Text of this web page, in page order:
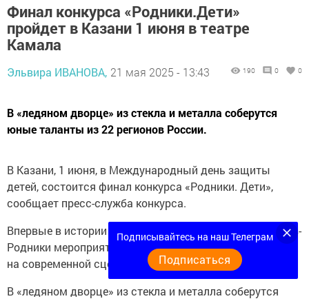
Финал конкурса «Родники.Дети»
пройдет в Казани 1 июня в театре
Камала
Эльвира ИВАНОВА, 21 мая 2025 - 13:43 190 0 0
В «ледяном дворце» из стекла и металла соберутся
юные таланты из 22 регионов России.
В Казани, 1 июня, в Международный день защиты
детей, состоится финал конкурса «Родники. Дети»,
сообщает пресс-служба конкурса.
Впервые в истории Национального движения Газманов-
Родники мероприятие пройдет в столице Татарстана,
на современной сцене театра им. Г. Камала.
В «ледяном дворце» из стекла и металла соберутся
Подписывайтесь на наш Телеграм
Подписаться